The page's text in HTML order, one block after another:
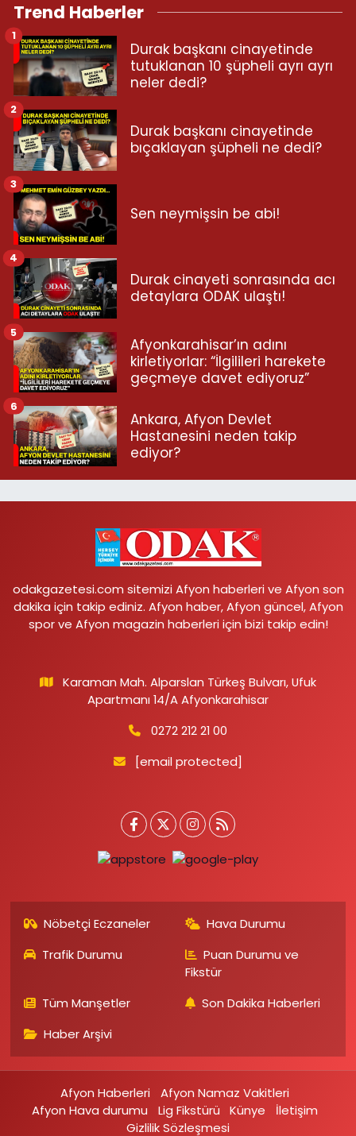
Trend Haberler
Durak başkanı cinayetinde
tutuklanan 10 şüpheli ayrı ayrı
neler dedi?
1
Durak başkanı cinayetinde
bıçaklayan şüpheli ne dedi?
2
Sen neymişsin be abi!
3
Durak cinayeti sonrasında acı
detaylara ODAK ulaştı!
4
Afyonkarahisar’ın adını
kirletiyorlar: “İlgilileri harekete
geçmeye davet ediyoruz”
5
Ankara, Afyon Devlet
Hastanesini neden takip
ediyor?
6
odakgazetesi.com sitemizi Afyon haberleri ve Afyon son
dakika için takip ediniz. Afyon haber, Afyon güncel, Afyon
spor ve Afyon magazin haberleri için bizi takip edin!
Karaman Mah. Alparslan Türkeş Bulvarı, Ufuk
Apartmanı 14/A Afyonkarahisar
0272 212 21 00
[email protected]
Nöbetçi Eczaneler
Hava Durumu
Trafik Durumu
Puan Durumu ve
Fikstür
Tüm Manşetler
Son Dakika Haberleri
Haber Arşivi
Afyon Haberleri
Afyon Namaz Vakitleri
Afyon Hava durumu
Lig Fikstürü Künye
İletişim
Gizlilik Sözleşmesi